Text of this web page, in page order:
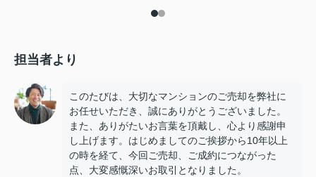
担当者より
このたびは、大切なマンションのご売却を弊社に
お任せいただき、誠にありがとうございました。
また、ありがたいお言葉を頂戴し、心より感謝申
し上げます。はじめましてのご挨拶から10年以上
の時を経て、今回ご売却、ご成約につながった
点、大変感慨深いお取引となりました。